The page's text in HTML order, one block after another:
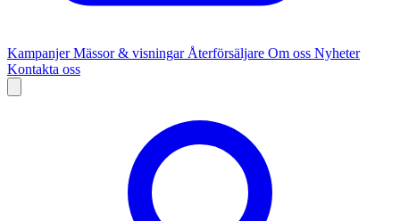
KampanjerMässor & visningar Återförsäljare Om oss Nyheter
Kontakta oss